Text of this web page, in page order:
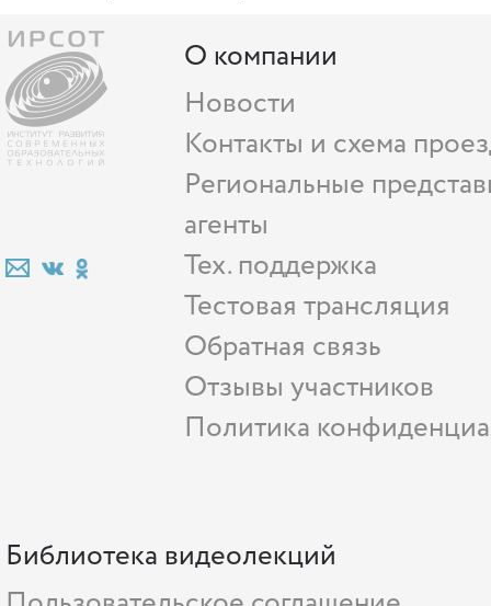
О компании
Новости
Контакты и схема
Региональные
агенты
Тех. поддержка
Тестовая трансляция
Обратная связь
Отзывы участников
Политика
Библиотека видеолекций